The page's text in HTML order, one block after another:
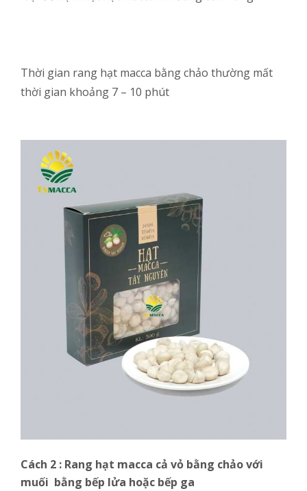
Thời gian rang hạt macca bằng chảo thường mất
thời gian khoảng 7 – 10 phút
Cách 2 : Rang hạt macca cả vỏ bằng chảo với
muối bằng bếp lửa hoặc bếp ga